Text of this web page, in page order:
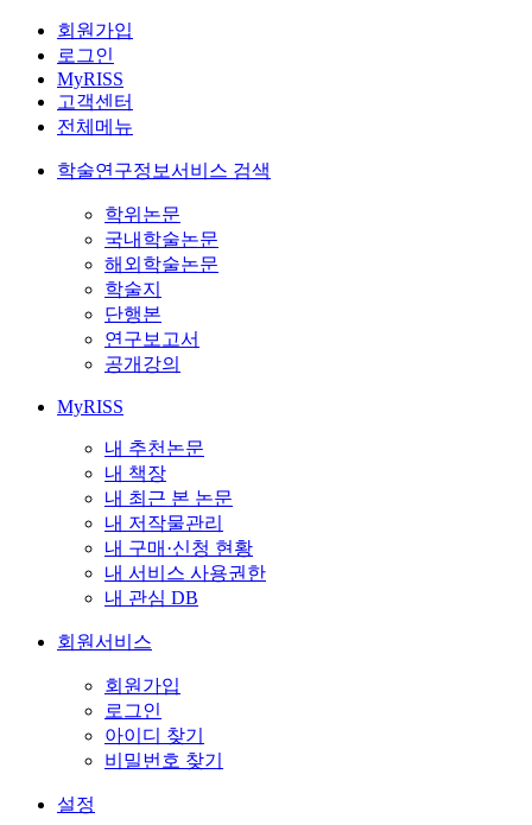
회원가입
로그인
MyRISS
고객센터
전체메뉴
학술연구정보서비스 검색
학위논문
국내학술논문
해외학술논문
학술지
단행본
연구보고서
공개강의
MyRISS
내 추천논문
내 책장
내 최근 본 논문
내 저작물관리
내 구매·신청 현황
내 서비스 사용권한
내 관심 DB
회원서비스
회원가입
로그인
아이디 찾기
비밀번호 찾기
설정